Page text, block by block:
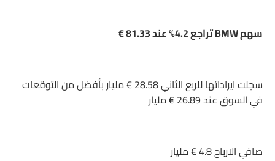
سهم BMW تراجع 4.2% عند 81.33 €
سجلت ايراداتها للربع الثاني 28.58 € مليار بأفضل من التوقعات
في السوق عند 26.89 € مليار
صافي الارباح 4.8 € مليار